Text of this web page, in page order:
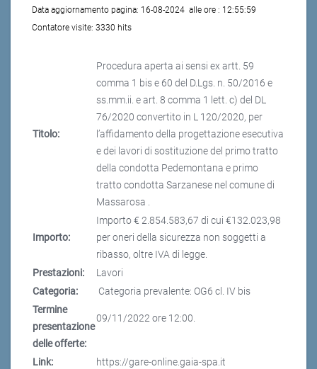
Data aggiornamento pagina: 16-08-2024 alle ore : 12:55:59
Contatore visite: 3330 hits
Titolo:
Procedura aperta ai sensi ex artt. 59
comma 1 bis e 60 del D.Lgs. n. 50/2016 e
ss.mm.ii. e art. 8 comma 1 lett. c) del DL
76/2020 convertito in L 120/2020, per
l’affidamento della progettazione esecutiva
e dei lavori di sostituzione del primo tratto
della condotta Pedemontana e primo
tratto condotta Sarzanese nel comune di
Massarosa .
Importo:
Importo € 2.854.583,67 di cui €132.023,98
per oneri della sicurezza non soggetti a
ribasso, oltre IVA di legge.
Prestazioni:
Lavori
Categoria:
Categoria prevalente: OG6 cl. IV bis
Termine
presentazione
delle offerte:
09/11/2022 ore 12:00.
Link:
https://gare-online.gaia-spa.it